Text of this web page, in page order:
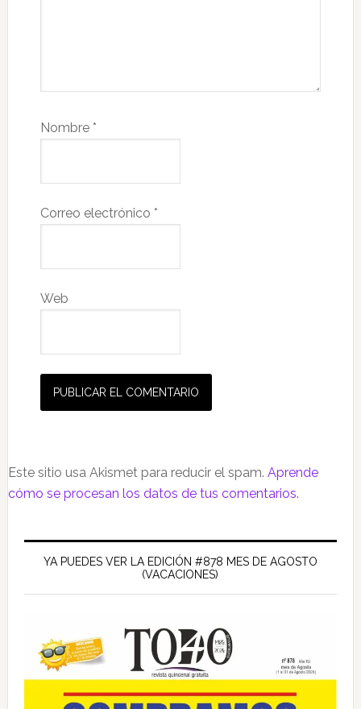
Nombre *
Correo electrónico *
Web
Este sitio usa Akismet para reducir el spam. Aprende
cómo se procesan los datos de tus comentarios.
Barra
lateral
principal
YA PUEDES VER LA EDICIÓN #878 MES DE AGOSTO
(VACACIONES)